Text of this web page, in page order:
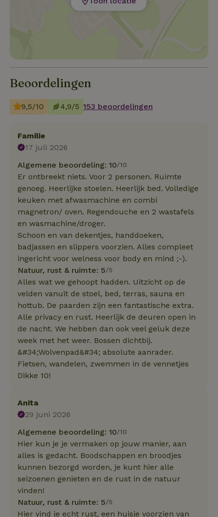
Beoordelingen
9,5/10 4,9/5 153 beoordelingen
Familie
17 juli 2026
Algemene beoordeling: 10/10
Er ontbreekt niets. Voor 2 personen. Ruimte
genoeg. Heerlijke stoelen. Heerlijk bed. Volledige
keuken met afwasmachine en combi
magnetron/ oven. Regendouche en 2 wastafels
en wasmachine/droger.
Schoon en van dekentjes, handdoeken,
badjassen en slippers voorzien. Alles compleet
ingericht voor welness voor body en mind ;-).
Natuur, rust & ruimte: 5/5
Alles wat we gehoopt hadden. Uitzicht op de
velden vanuit de stoel, bed, terras, sauna en
hottub. De paarden zijn een fantastische extra.
Alle privacy en rust. Heerlijk de deuren open in
de nacht. We hebben dan ook veel geluk deze
week met het weer. Bossen dichtbij.
&#34;Wolvenpad&#34; absolute aanrader.
Fietsen, wandelen, zwemmen in de vennetjes
Dikke 10!
Anita
29 juni 2026
Algemene beoordeling: 10/10
Hier kun je je vermaken op jouw manier, aan
alles is gedacht. Boodschappen en broodjes
kunnen bezorgd worden, je kunt hier alle
seizoenen genieten en de rust in de natuur
vinden!
Natuur, rust & ruimte: 5/5
Hier vind je echt rust, een huisje voorzien van